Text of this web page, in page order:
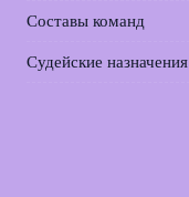
Составы команд
Судейские назначения